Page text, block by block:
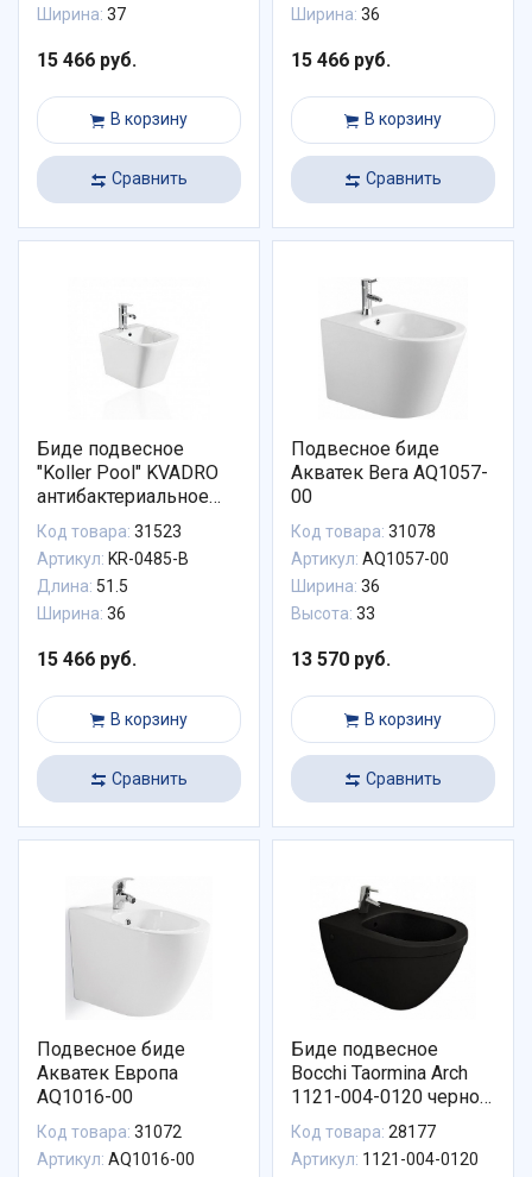
Ширина: 37
15 466 руб.
В корзину
Сравнить
Ширина: 36
15 466 руб.
В корзину
Сравнить
Биде подвесное
"Koller Pool" KVADRO
антибактериальное
покрытие
Код товара: 31523
Артикул: KR-0485-B
Длина: 51.5
Ширина: 36
15 466 руб.
В корзину
Сравнить
Подвесное биде
Акватек Вега AQ1057-
00
Код товара: 31078
Артикул: AQ1057-00
Ширина: 36
Высота: 33
13 570 руб.
В корзину
Сравнить
Подвесное биде
Акватек Европа
AQ1016-00
Код товара: 31072
Артикул: AQ1016-00
Биде подвесное
Bocchi Taormina Arch
1121-004-0120 черное
матовое
Код товара: 28177
Артикул: 1121-004-0120